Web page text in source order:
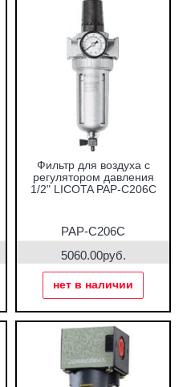
Фильтр для воздуха с
регулятором давления
1/2" LICOTA PAP-C206C
PAP-C206C
5060.00руб.
нет в наличии